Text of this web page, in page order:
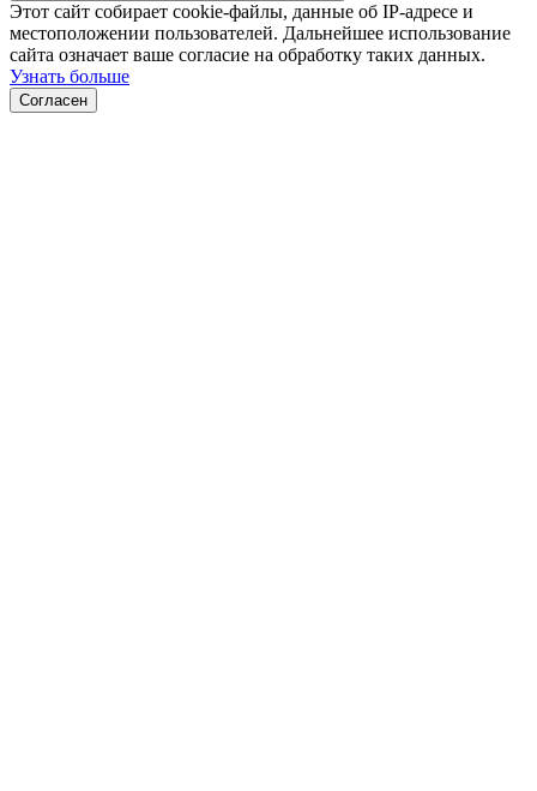
Этот сайт собирает cookie-файлы, данные об IP-адресе и
местоположении пользователей. Дальнейшее использование
сайта означает ваше согласие на обработку таких данных.
Узнать больше
Согласен